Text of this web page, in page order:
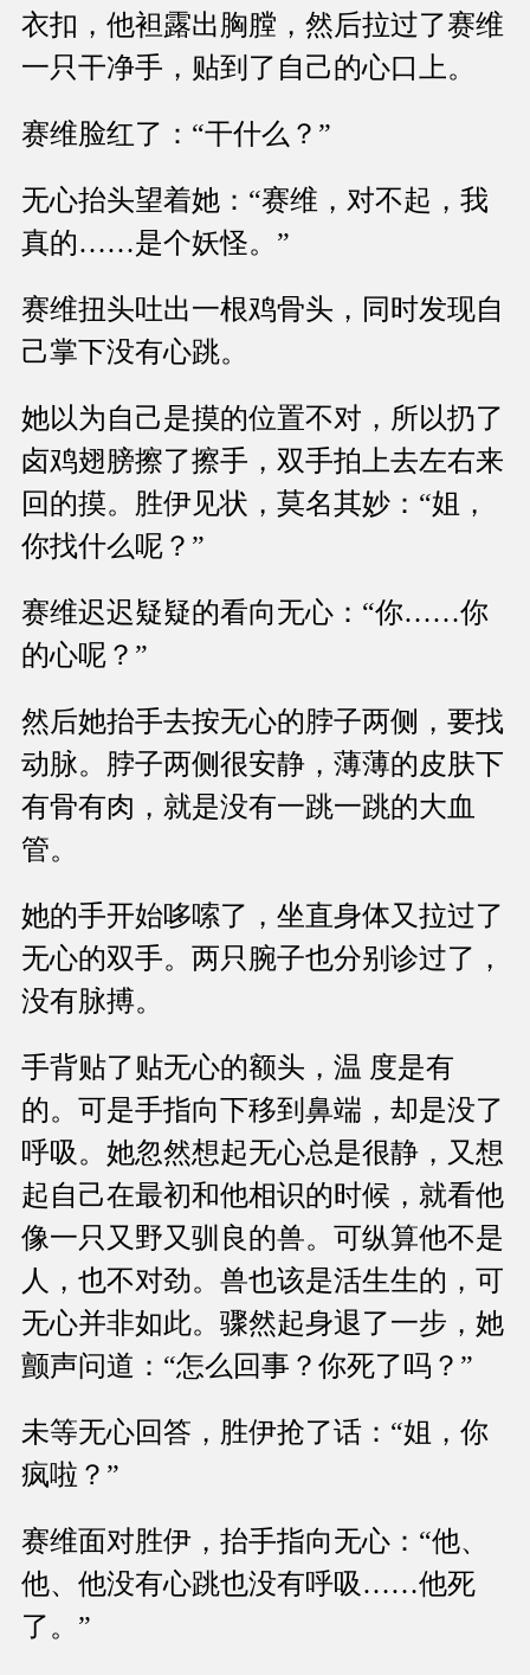
衣扣，他袒露出胸膛，然后拉过了赛维
一只干净手，贴到了自己的心口上。
赛维脸红了：“干什么？”
无心抬头望着她：“赛维，对不起，我
真的……是个妖怪。”
赛维扭头吐出一根鸡骨头，同时发现自
己掌下没有心跳。
她以为自己是摸的位置不对，所以扔了
卤鸡翅膀擦了擦手，双手拍上去左右来
回的摸。胜伊见状，莫名其妙：“姐，
你找什么呢？”
赛维迟迟疑疑的看向无心：“你……你
的心呢？”
然后她抬手去按无心的脖子两侧，要找
动脉。脖子两侧很安静，薄薄的皮肤下
有骨有肉，就是没有一跳一跳的大血
管。
她的手开始哆嗦了，坐直身体又拉过了
无心的双手。两只腕子也分别诊过了，
没有脉搏。
手背贴了贴无心的额头，温 度是有
的。可是手指向下移到鼻端，却是没了
呼吸。她忽然想起无心总是很静，又想
起自己在最初和他相识的时候，就看他
像一只又野又驯良的兽。可纵算他不是
人，也不对劲。兽也该是活生生的，可
无心并非如此。骤然起身退了一步，她
颤声问道：“怎么回事？你死了吗？”
未等无心回答，胜伊抢了话：“姐，你
疯啦？”
赛维面对胜伊，抬手指向无心：“他、
他、他没有心跳也没有呼吸……他死
了。”